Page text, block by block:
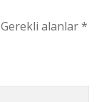
Gerekli alanlar*